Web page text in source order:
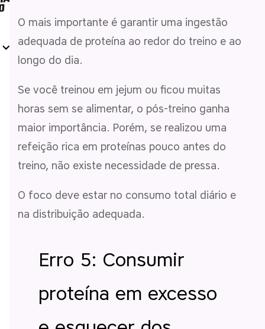
O mais importante é garantir uma ingestão
adequada de proteína ao redor do treino e ao
longo do dia.
Se você treinou em jejum ou ficou muitas
horas sem se alimentar, o pós-treino ganha
maior importância. Porém, se realizou uma
refeição rica em proteínas pouco antes do
treino, não existe necessidade de pressa.
O foco deve estar no consumo total diário e
na distribuição adequada.
Erro 5: Consumir
proteína em excesso